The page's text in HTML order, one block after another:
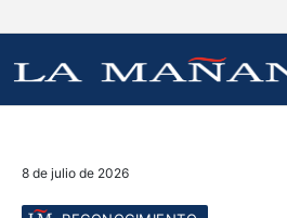
8 de julio de 2026